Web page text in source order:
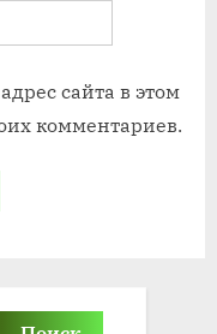
сайта в этом
комментариев.